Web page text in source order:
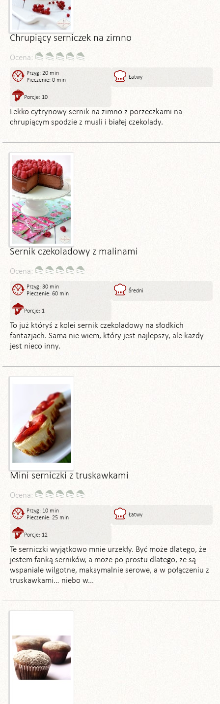
Chrupiący serniczek na zimno
Ocena:
Przyg: 20 min
Pieczenie: 0 min
Łatwy
Porcje: 10
Lekko cytrynowy sernik na zimno z porzeczkami na
chrupiącym spodzie z musli i białej czekolady.
Sernik czekoladowy z malinami
Ocena:
Przyg: 30 min
Pieczenie: 60 min
Średni
Porcje: 1
To już któryś z kolei sernik czekoladowy na słodkich
fantazjach. Sama nie wiem, który jest najlepszy, ale każdy
jest nieco inny.
Mini serniczki z truskawkami
Ocena:
Przyg: 10 min
Pieczenie: 25 min
Łatwy
Porcje: 12
Te serniczki wyjątkowo mnie urzekły. Być może dlatego, że
jestem fanką serników, a może po prostu dlatego, że są
wspaniale wilgotne, maksymalnie serowe, a w połączeniu z
truskawkami… niebo w...